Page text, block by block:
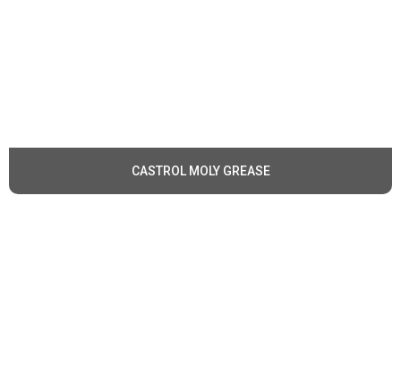
CASTROL MOLY GREASE